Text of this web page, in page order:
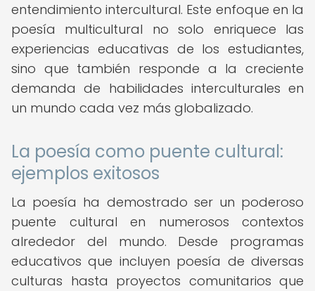
entendimiento intercultural. Este enfoque en la
poesía multicultural no solo enriquece las
experiencias educativas de los estudiantes,
sino que también responde a la creciente
demanda de habilidades interculturales en
un mundo cada vez más globalizado.
La poesía como puente cultural:
ejemplos exitosos
La poesía ha demostrado ser un poderoso
puente cultural en numerosos contextos
alrededor del mundo. Desde programas
educativos que incluyen poesía de diversas
culturas hasta proyectos comunitarios que